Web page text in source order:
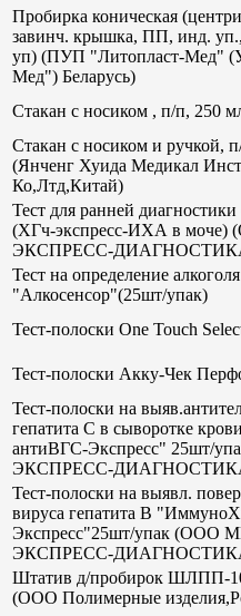
Пробирка коническая
завинч. крышка, ПП, инд.
уп) (ПУП "Литопласт-Мед"
Мед") Беларусь)
Стакан с носиком , п/п, 250
Стакан с носиком и ручкой,
(Янченг Хуида Медикал
Ко,Лтд,Китай)
Тест для ранней
(ХГч-экспресс-ИХА в
ЭКСПРЕСС-
Тест на определение
"Алкосенсор"(25шт/упак)
Тест-полоски One Touch
Тест-полоски Акку-Чек
Тест-полоски на
гепатита С в сыворотке
антиВГС-Экспресс" 25шт/
ЭКСПРЕСС-
Тест-полоски на выявл.
вируса гепатита В
Экспресс"25шт/упак (ООО
ЭКСПРЕСС-
Штатив д/пробирок ШЛПП-
(ООО Полимерные